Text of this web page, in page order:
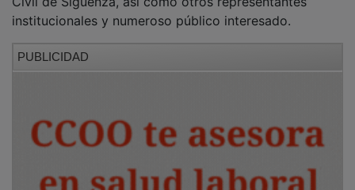
institucionales y numeroso público interesado.